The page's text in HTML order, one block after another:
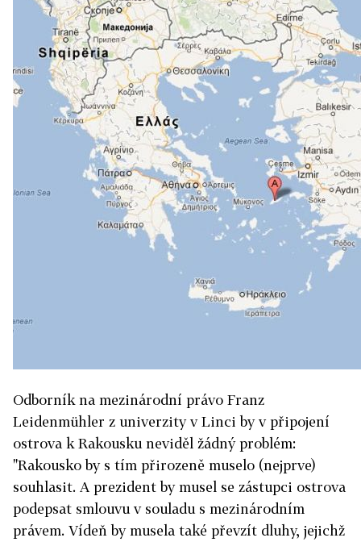
Odborník na mezinárodní právo Franz
Leidenmühler z univerzity v Linci by v připojení
ostrova k Rakousku neviděl žádný problém:
"Rakousko by s tím přirozeně muselo (nejprve)
souhlasit. A prezident by musel se zástupci ostrova
podepsat smlouvu v souladu s mezinárodním
právem. Vídeň by musela také převzít dluhy, jejichž